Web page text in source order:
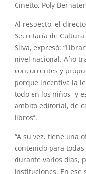
Cinetto, Poly
Al respecto, el
Secretaría de
Silva, expresó:
nivel nacional. Año
concurrentes y
porque incentiva la
todo en los niños- y
ámbito editorial, de
libros”.
“A su vez, tiene una
contenido para todas
durante varios días,
instituciones. En ese